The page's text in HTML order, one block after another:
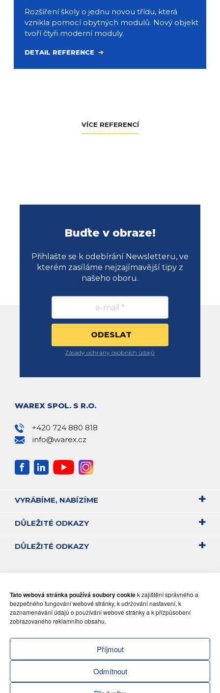
Tato webová stránka používá soubory cookiek zajištění správného a
bezpečného fungování webové stránky, k udržování nastavení, k
zaznamenávání údajů o používání webové stránky a k přizpůsobení
zobrazovaného reklamního obsahu.
Příjmout
Odmítnout
Rozšíření školy o jednu novou třídu, která
vznikla pomocí obytných modulů. Nový objekt
tvoří čtyři moderní moduly.
DETAIL REFERENCE
VÍCE REFERENCÍ
Buďte v obraze!
Přihlašte se k odebírání Newsletteru, ve
kterém zasíláme nejzajímavější tipy z
našeho oboru.
Zásady ochrany osobních údajů
WAREX SPOL. S R.O.
+420 724 880 818
info@warex.cz
VYRÁBÍME, NABÍZÍME
DŮLEŽITÉ ODKAZY
DŮLEŽITÉ ODKAZY